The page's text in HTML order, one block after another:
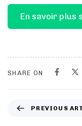
En savoir plus
SHARE ON
PREVIOUS